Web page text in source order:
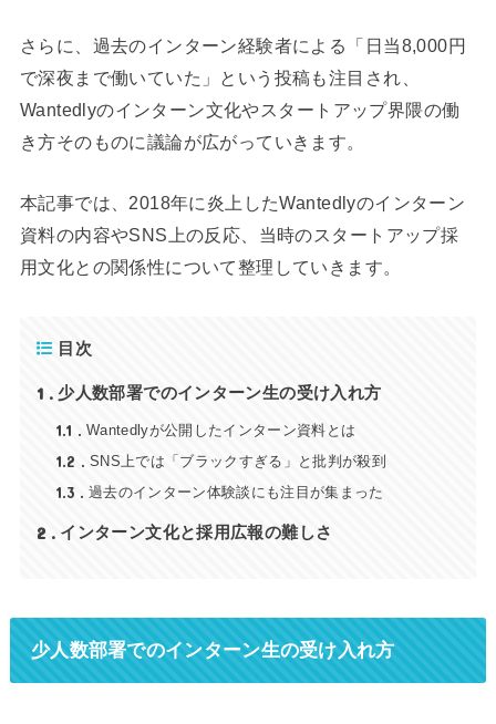
さらに、過去のインターン経験者による「日当8,000円
で深夜まで働いていた」という投稿も注目され、
Wantedlyのインターン文化やスタートアップ界隈の働
き方そのものに議論が広がっていきます。
本記事では、2018年に炎上したWantedlyのインターン
資料の内容やSNS上の反応、当時のスタートアップ採
用文化との関係性について整理していきます。
目次
1 少人数部署でのインターン生の受け入れ方
1.1 Wantedlyが公開したインターン資料とは
1.2 SNS上では「ブラックすぎる」と批判が殺到
1.3 過去のインターン体験談にも注目が集まった
2 インターン文化と採用広報の難しさ
少人数部署でのインターン生の受け入れ方